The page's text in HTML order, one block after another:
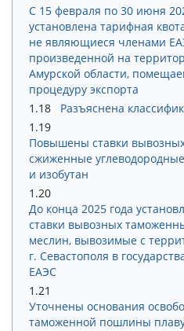
С 15 февраля по 30 июня
установлена тарифная
не являющиеся членами
произведенной на
Амурской области,
процедуру экспорта
1.18
Разъяснена
1.19
Повышены ставки
сжиженные
и изобутан
1.20
До конца 2025 года
ставки вывозных
меслин, вывозимые с
г. Севастополя в
ЕАЭС
1.21
Уточнены основания
таможенной пошлины